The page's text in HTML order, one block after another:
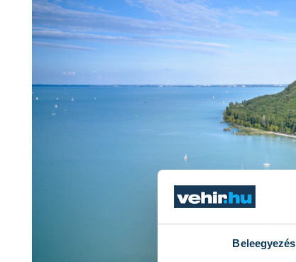
Beleegyezés